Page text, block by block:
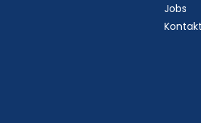
Jobs
Kontakt